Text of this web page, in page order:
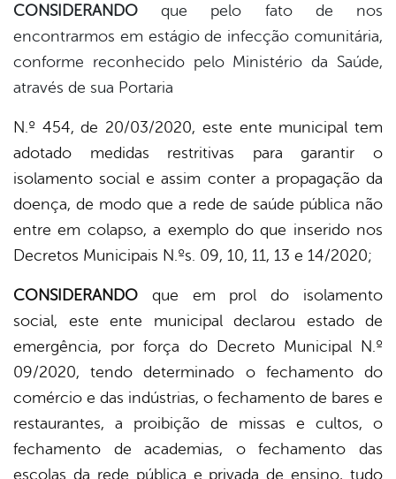
CONSIDERANDOque pelo fato de nos
encontrarmos em estágio de infecção comunitária,
conforme reconhecido pelo Ministério da Saúde,
através de sua Portaria
N.º 454, de 20/03/2020, este ente municipal tem
adotado medidas restritivas para garantir o
isolamento social e assim conter a propagação da
doença, de modo que a rede de saúde pública não
entre em colapso, a exemplo do que inserido nos
Decretos Municipais N.ºs. 09, 10, 11, 13 e 14/2020;
CONSIDERANDO que em prol do isolamento
social, este ente municipal declarou estado de
emergência, por força do Decreto Municipal N.º
09/2020, tendo determinado o fechamento do
comércio e das indústrias, o fechamento de bares e
restaurantes, a proibição de missas e cultos, o
fechamento de academias, o fechamento das
escolas da rede pública e privada de ensino, tudo